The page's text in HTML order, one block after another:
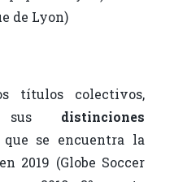
de Lyon)
títulos colectivos,
sus distinciones
se encuentra la
2019 (Globe Soccer